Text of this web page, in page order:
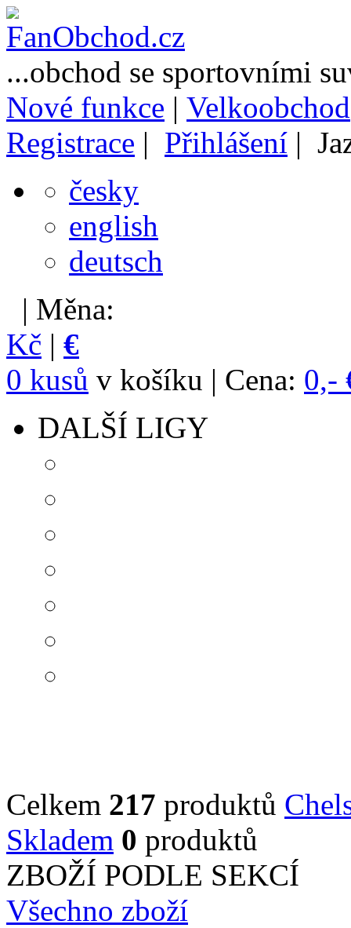
...obchod se sportovními
Nové funkce | Velkoobchod
Registrace | Přihlášení |
česky
english
deutsch
| Měna:
Kč | €
0 kusů v košíku | Cena: 0,-
DALŠÍ LIGY
Celkem 217 produktů
Skladem 0 produktů
ZBOŽÍ PODLE SEKCÍ
Všechno zboží